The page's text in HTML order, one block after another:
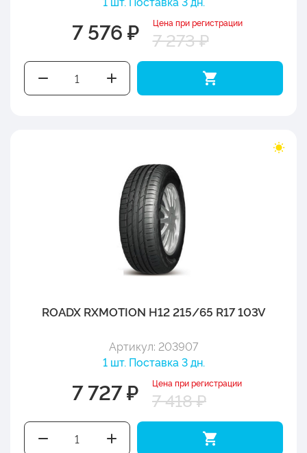
7 576 ₽ Цена при регистрации
7 273 ₽
ROADX RXMOTION H12 215/65 R17 103V
Артикул: 203907
1 шт. Поставка 3 дн.
7 727 ₽ Цена при регистрации
7 418 ₽